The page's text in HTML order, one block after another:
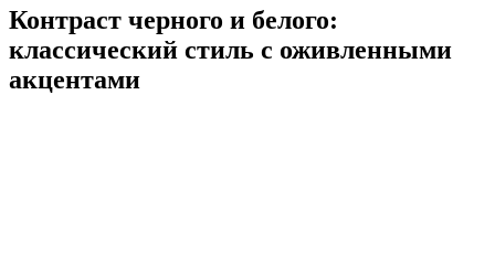
Контраст черного и белого:
классический стиль с оживленными
акцентами